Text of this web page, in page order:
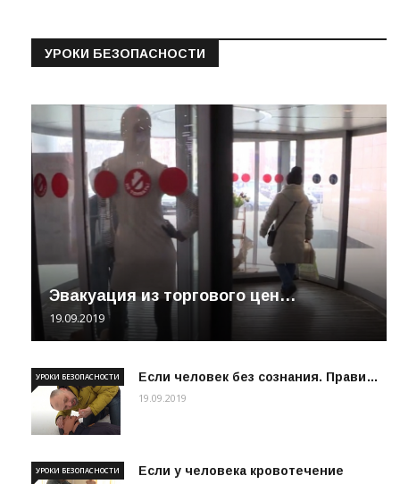
УРОКИ БЕЗОПАСНОСТИ
Эвакуация из торгового цен…
19.09.2019
Если человек без сознания. Прави…
УРОКИ БЕЗОПАСНОСТИ
19.09.2019
Если у человека кровотечение
УРОКИ БЕЗОПАСНОСТИ